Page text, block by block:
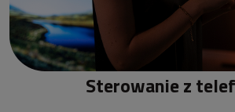
Sterowanie z